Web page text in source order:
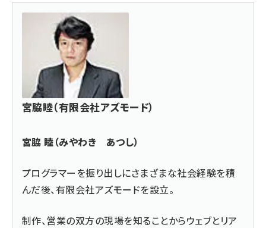
宮脇睦（有限会社アズモード）
宮脇 睦（みやわき あつし）
プログラマーを振り出しにさまざまな社会経験を積
んだ後、有限会社アズモードを設立。
制作、営業の双方の現場を知ることからウェブとリア